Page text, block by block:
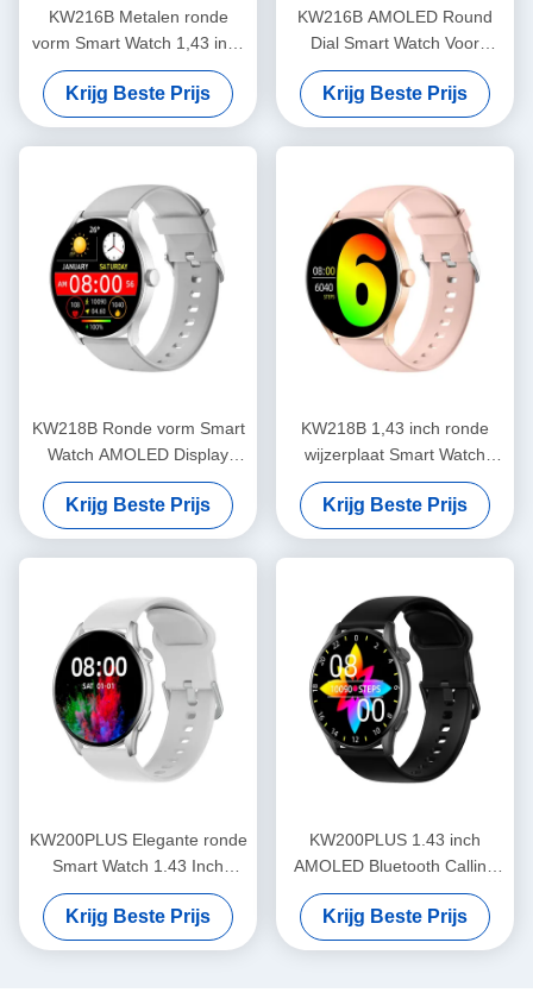
KW216B Metalen ronde
vorm Smart Watch 1,43 inch
Ronde dial Stylish Smart
Watch
Krijg Beste Prijs
KW216B AMOLED Round
Dial Smart Watch Voor
Fitness Tracking OEM ODM
Krijg Beste Prijs
KW218B Ronde vorm Smart
Watch AMOLED Display
Stylish Smartwatch Vrouwen
Krijg Beste Prijs
KW218B 1,43 inch ronde
wijzerplaat Smart Watch
Amoled Display Stylish
Women'S Smartwatch
Krijg Beste Prijs
KW200PLUS Elegante ronde
Smart Watch 1.43 Inch
Gezondheid Monitoring
Smart Watch
Krijg Beste Prijs
KW200PLUS 1.43 inch
AMOLED Bluetooth Calling
Smartwatch IP68 waterdicht
Krijg Beste Prijs